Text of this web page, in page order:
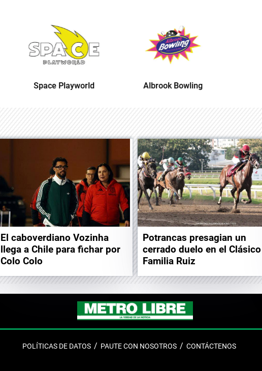
Albrook Bowling Space Playworld
El caboverdiano Vozinha
llega a Chile para fichar por
Colo Colo
Potrancas presagian un
cerrado duelo en el Clásico
Familia Ruiz
POLÍTICAS DE DATOS PAUTE CON NOSOTROS CONTÁCTENOS